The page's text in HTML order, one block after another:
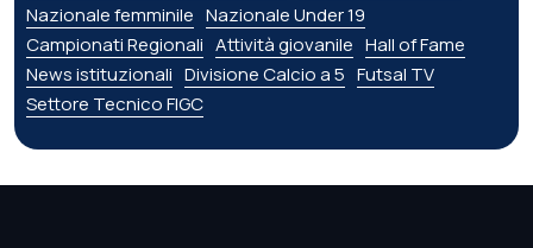
Nazionale femminile Nazionale Under 19
Campionati Regionali Attività giovanile Hall of Fame
News istituzionali Divisione Calcio a 5 Futsal TV
Settore Tecnico FIGC